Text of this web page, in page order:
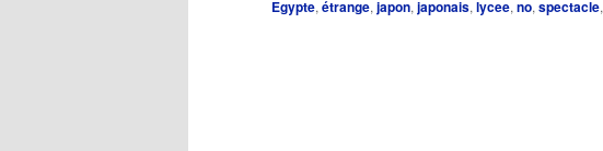
Egypte, étrange, japon, japonais, lycee, no, spectacle,